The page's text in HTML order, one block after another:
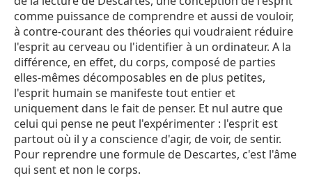
comme puissance de comprendre et aussi de vouloir,
à contre-courant des théories qui voudraient réduire
l'esprit au cerveau ou l'identifier à un ordinateur. A la
différence, en effet, du corps, composé de parties
elles-mêmes décomposables en de plus petites,
l'esprit humain se manifeste tout entier et
uniquement dans le fait de penser. Et nul autre que
celui qui pense ne peut l'expérimenter : l'esprit est
partout où il y a conscience d'agir, de voir, de sentir.
Pour reprendre une formule de Descartes, c'est l'âme
qui sent et non le corps.